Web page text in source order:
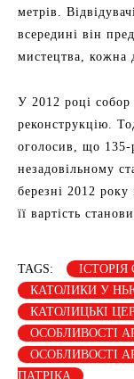
метрів.
всередині він
мистецтва, кожна
У 2012 році собор
реконструкцію.
оголосив, що 135-
незадовільному
березні 2012
її вартість
TAGS:
КАТОЛИКИ У
КАТОЛИЦЬКІ
ОСОБЛИВОСТІ
ОСОБЛИВОСТІ
ПАТРІКА